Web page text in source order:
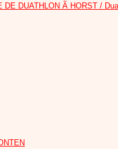
DUATHLON Ã HORST /